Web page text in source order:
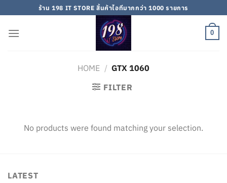
to
content
ร้าน 198 IT STORE สิ้นค้าไอทีมากกว่า 1000 รายการ
0
HOME / GTX 1060
FILTER
No products were found matching your selection.
LATEST